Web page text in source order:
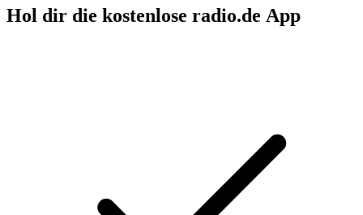
Hol dir die kostenlose radio.de App